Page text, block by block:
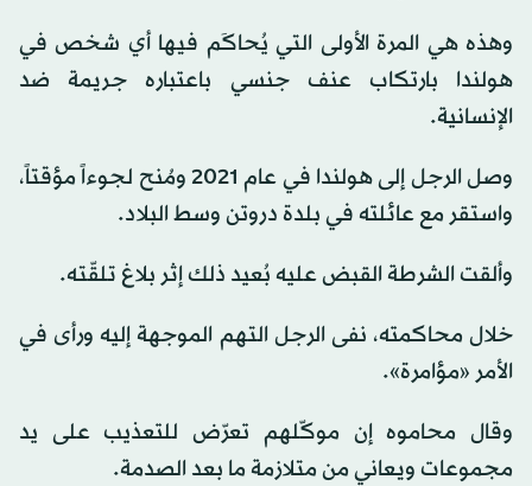
وهذه هي المرة الأولى التي يُحاكَم فيها أي شخص في
هولندا بارتكاب عنف جنسي باعتباره جريمة ضد
الإنسانية.
وصل الرجل إلى هولندا في عام 2021 ومُنح لجوءاً مؤقتاً،
واستقر مع عائلته في بلدة دروتن وسط البلاد.
وألقت الشرطة القبض عليه بُعيد ذلك إثر بلاغ تلقّته.
خلال محاكمته، نفى الرجل التهم الموجهة إليه ورأى في
الأمر «مؤامرة».
وقال محاموه إن موكّلهم تعرّض للتعذيب على يد
مجموعات ويعاني من متلازمة ما بعد الصدمة.